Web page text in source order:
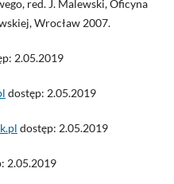
red. J. Malewski, Oficyna
Wrocław 2007.
2.05.2019
dostęp: 2.05.2019
dostęp: 2.05.2019
2.05.2019